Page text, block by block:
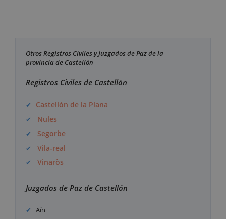
Otros Registros Civiles y Juzgados de Paz de la
provincia de Castellón
Registros Civiles de Castellón
Castellón de la Plana
Nules
Segorbe
Vila-real
Vinaròs
Juzgados de Paz de Castellón
Aín